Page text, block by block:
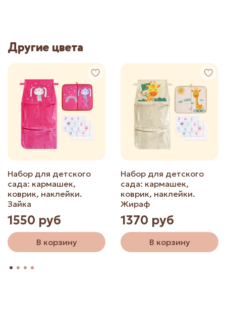
Другие цвета
Набор для детского
сада: кармашек,
коврик, наклейки.
Зайка
1550 руб
В корзину
Набор для детского
сада: кармашек,
коврик, наклейки.
Жираф
1370 руб
В корзину